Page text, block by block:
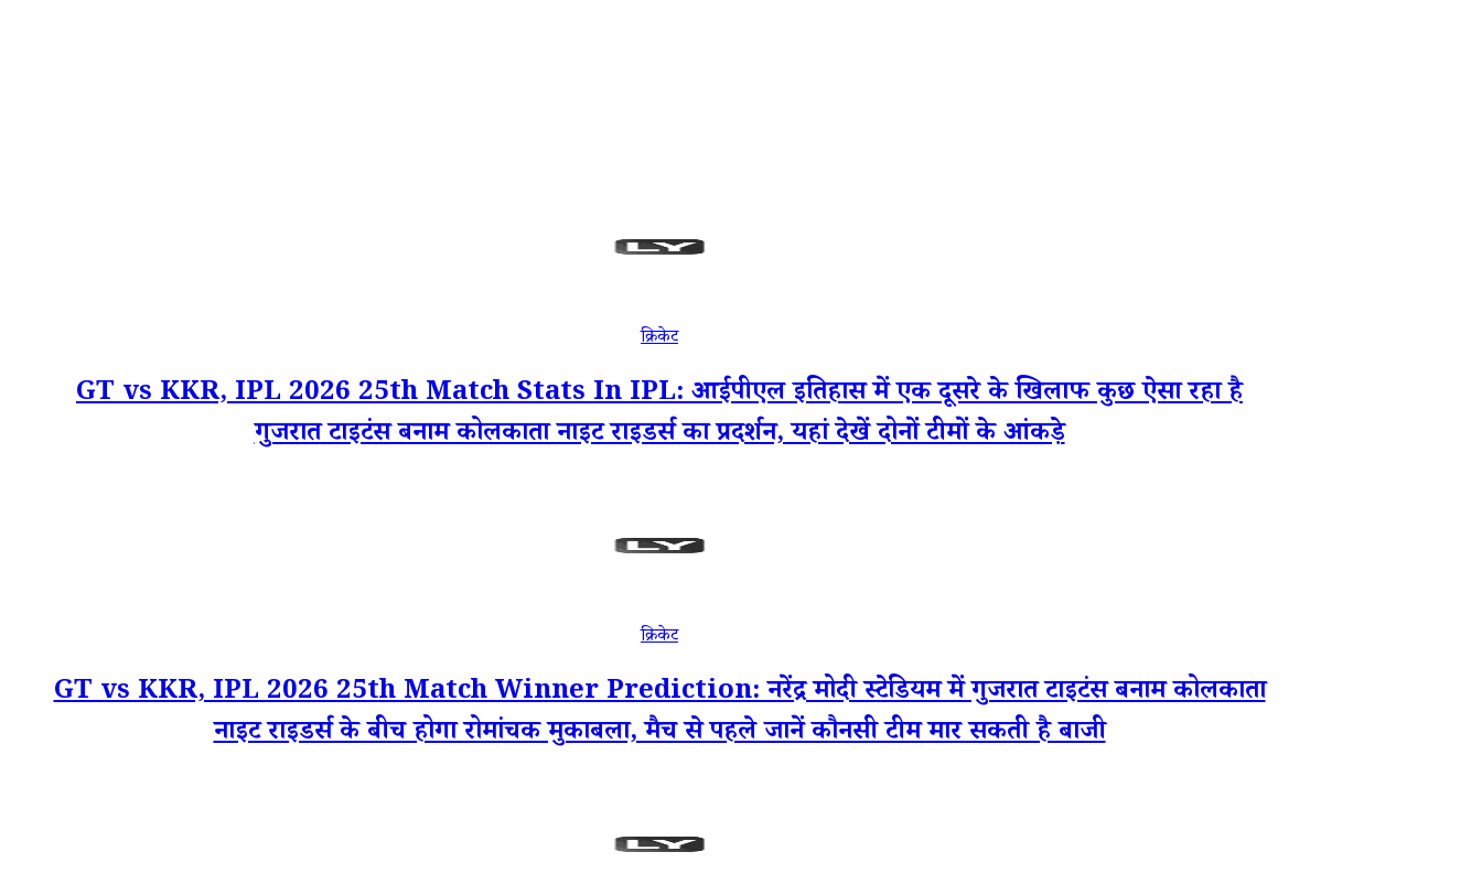
क्रिकेट
GT vs KKR, IPL 2026 25th Match Stats In IPL: आईपीएल इतिहास में एक दूसरे के खिलाफ कुछ ऐसा रहा है
गुजरात टाइटंस बनाम कोलकाता नाइट राइडर्स का प्रदर्शन, यहां देखें दोनों टीमों के आंकड़े
क्रिकेट
GT vs KKR, IPL 2026 25th Match Winner Prediction: नरेंद्र मोदी स्टेडियम में गुजरात टाइटंस बनाम कोलकाता
नाइट राइडर्स के बीच होगा रोमांचक मुकाबला, मैच से पहले जानें कौनसी टीम मार सकती है बाजी